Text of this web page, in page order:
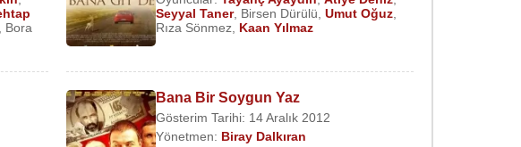
Bora
Seyyal Taner, Birsen Dürülü Umut Oğuz,
Rıza Sönmez, Kaan Yılmaz
Bana Bir Soygun Yaz
Gösterim Tarihi: 14 Aralık 2012
Yönetmen: Biray Dalkıran